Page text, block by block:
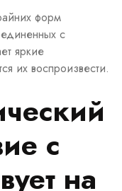
форм
с
яркие
их воспроизвести.
с
на